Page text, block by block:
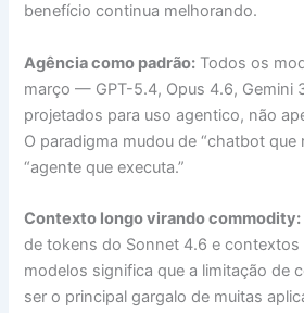
benefício continua melhorando.
Agência como padrão: Todos os
março — GPT-5.4, Opus 4.6, Gemini
projetados para uso agentico, não
O paradigma mudou de “chatbot que
“agente que executa.”
Contexto longo virando commodity:
de tokens do Sonnet 4.6 e contextos
modelos significa que a limitação de
ser o principal gargalo de muitas